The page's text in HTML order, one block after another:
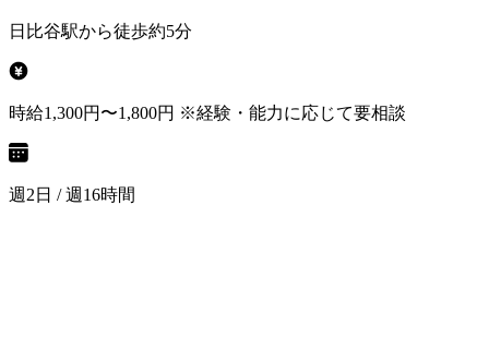
日比谷駅から徒歩約5分
時給1,300円〜1,800円 ※経験・能力に応じて要相談
週2日 / 週16時間